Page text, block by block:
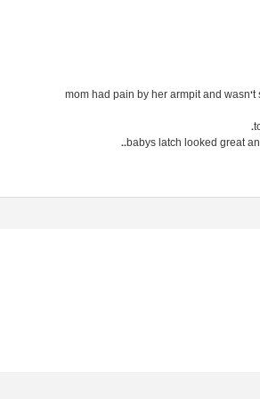
mom had pain by her armpit and wasn't
babys latch looked great